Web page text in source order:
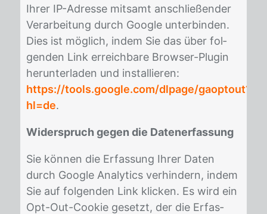
Ih­rer IP-Adres­se mit­samt an­schlie­ßen­der
Ver­ar­bei­tung durch Goog­le un­ter­bin­den.
Dies ist mög­lich, in­dem Sie das über fol­
gen­den Link er­reich­ba­re Brow­ser-Plu­gin
her­un­ter­la­den und in­stal­lie­ren:
https://tools.google.com/dlpage/gaoptout?
hl=de.
Widerspruch gegen die Datenerfassung
Sie kön­nen die Er­fas­sung Ih­rer Da­ten
durch Goog­le Ana­ly­tics ver­hin­dern, in­dem
Sie auf fol­gen­den Link kli­cken. Es wird ein
Opt-Out-Coo­kie ge­setzt, der die Er­fas­